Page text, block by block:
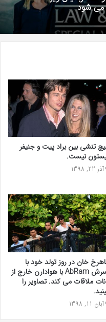
تنشی بین براد پیت و جنیفر
نیست.
آذر 22, 1398
خان در روز تولد خود با
پسرش AbRam با هوادارن خارج از
ملاقات می کند. تصاویر را
آبان 11, 1398